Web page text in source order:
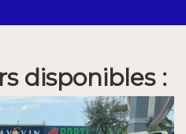
disponibles :